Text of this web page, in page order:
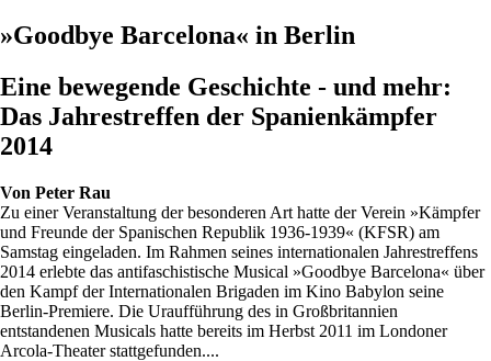
»Goodbye Barcelona« in Berlin
Eine bewegende Geschichte - und mehr:
Das Jahrestreffen der Spanienkämpfer
2014
Von Peter Rau
Zu einer Veranstaltung der besonderen Art hatte der Verein »Kämpfer
und Freunde der Spanischen Republik 1936-1939« (KFSR) am
Samstag eingeladen. Im Rahmen seines internationalen Jahrestreffens
2014 erlebte das antifaschistische Musical »Goodbye Barcelona« über
den Kampf der Internationalen Brigaden im Kino Babylon seine
Berlin-Premiere. Die Uraufführung des in Großbritannien
entstandenen Musicals hatte bereits im Herbst 2011 im Londoner
Arcola-Theater stattgefunden....